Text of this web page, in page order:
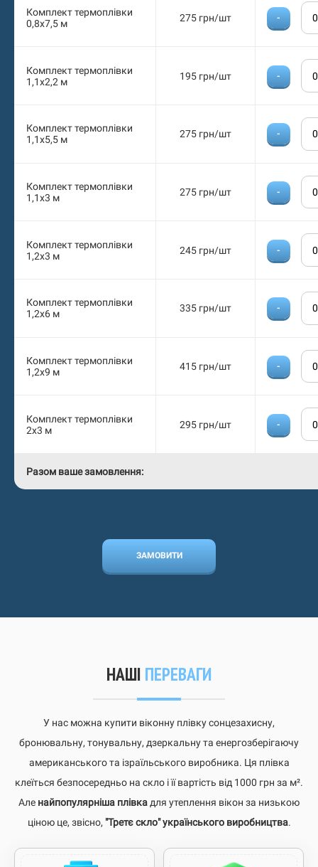
Комплект термоплівки
0,8х7,5 м
275 грн/шт -
Комплект термоплівки
1,1х2,2 м
195 грн/шт -
Комплект термоплівки
1,1х5,5 м
275 грн/шт -
Комплект термоплівки
1,1х3 м
275 грн/шт -
Комплект термоплівки
1,2х3 м
245 грн/шт -
Комплект термоплівки
1,2х6 м
335 грн/шт -
Комплект термоплівки
1,2х9 м
415 грн/шт -
Комплект термоплівки
2х3 м
295 грн/шт -
Разом ваше замовлення:
ЗАМОВИТИ
НАШІ ПЕРЕВАГИ
У нас можна купити віконну плівку сонцезахисну,
бронювальну, тонувальну, дзеркальну та енергозберігаючу
американського та ізраїльського виробника. Ця плівка
клеїться безпосередньо на скло і її вартість від 1000 грн за м².
Але найпопулярніша плівкадля утеплення вікон за низькою
ціною це, звісно, "Третє скло" українського виробництва.